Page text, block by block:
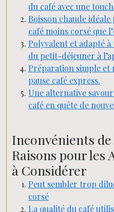
du café avec une
Boisson chaude
café moins corsé que
Polyvalent et adapté
du petit-déjeuner à
Préparation simple
pause café express.
Une alternative
café en quête de
Inconvénients de
Raisons pour les
à Considérer
Peut sembler trop
corsé
La qualité du café